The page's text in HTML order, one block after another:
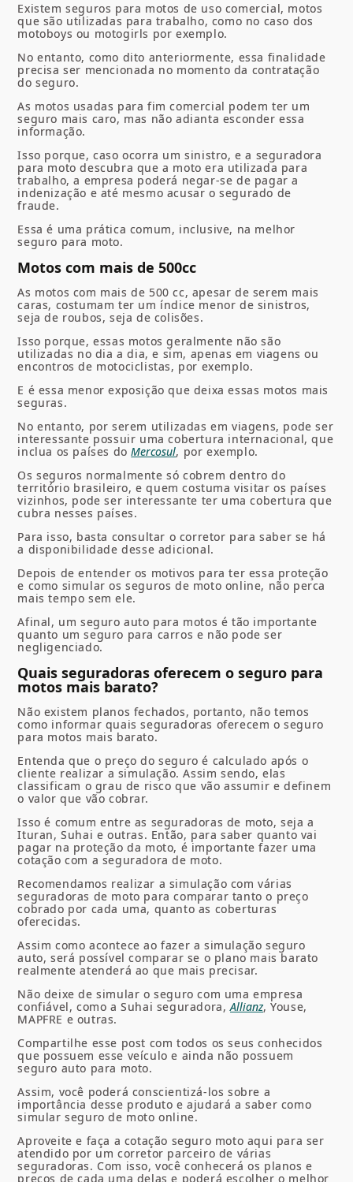
Existem seguros para motos de uso comercial, motos
que são utilizadas para trabalho, como no caso dos
motoboys ou motogirls por exemplo.
No entanto, como dito anteriormente, essa finalidade
precisa ser mencionada no momento da contratação
do seguro.
As motos usadas para fim comercial podem ter um
seguro mais caro, mas não adianta esconder essa
informação.
Isso porque, caso ocorra um sinistro, e a seguradora
para moto descubra que a moto era utilizada para
trabalho, a empresa poderá negar-se de pagar a
indenização e até mesmo acusar o segurado de
fraude.
Essa é uma prática comum, inclusive, na melhor
seguro para moto.
Motos com mais de 500cc
As motos com mais de 500 cc, apesar de serem mais
caras, costumam ter um índice menor de sinistros,
seja de roubos, seja de colisões.
Isso porque, essas motos geralmente não são
utilizadas no dia a dia, e sim, apenas em viagens ou
encontros de motociclistas, por exemplo.
E é essa menor exposição que deixa essas motos mais
seguras.
No entanto, por serem utilizadas em viagens, pode ser
interessante possuir uma cobertura internacional, que
inclua os países doMercosul, por exemplo.
Os seguros normalmente só cobrem dentro do
território brasileiro, e quem costuma visitar os países
vizinhos, pode ser interessante ter uma cobertura que
cubra nesses países.
Para isso, basta consultar o corretor para saber se há
a disponibilidade desse adicional.
Depois de entender os motivos para ter essa proteção
e como simular os seguros de moto online, não perca
mais tempo sem ele.
Afinal, um seguro auto para motos é tão importante
quanto um seguro para carros e não pode ser
negligenciado.
Quais seguradoras oferecem o seguro para
motos mais barato?
Não existem planos fechados, portanto, não temos
como informar quais seguradoras oferecem o seguro
para motos mais barato.
Entenda que o preço do seguro é calculado após o
cliente realizar a simulação. Assim sendo, elas
classificam o grau de risco que vão assumir e definem
o valor que vão cobrar.
Isso é comum entre as seguradoras de moto, seja a
Ituran, Suhai e outras. Então, para saber quanto vai
pagar na proteção da moto, é importante fazer uma
cotação com a seguradora de moto.
Recomendamos realizar a simulação com várias
seguradoras de moto para comparar tanto o preço
cobrado por cada uma, quanto as coberturas
oferecidas.
Assim como acontece ao fazer a simulação seguro
auto, será possível comparar se o plano mais barato
realmente atenderá ao que mais precisar.
Não deixe de simular o seguro com uma empresa
confiável, como a Suhai seguradora,Allianz, Youse,
MAPFRE e outras.
Compartilhe esse post com todos os seus conhecidos
que possuem esse veículo e ainda não possuem
seguro auto para moto.
Assim, você poderá conscientizá-los sobre a
importância desse produto e ajudará a saber como
simular seguro de moto online.
Aproveite e faça a cotação seguro moto aqui para ser
atendido por um corretor parceiro de várias
seguradoras. Com isso, você conhecerá os planos e
preços de cada uma delas e poderá escolher o melhor